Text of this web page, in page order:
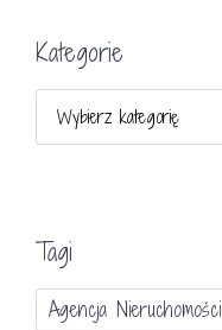
Kategorie
Tagi
Agencja Nieruchomości